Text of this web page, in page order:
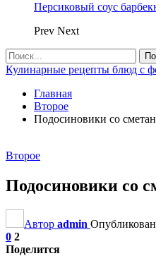
Персиковый соус
Prev Next
Кулинарные рецепты блюд с
Главная
Второе
Подосиновики со
Второе
Подосиновики со
Автор admin
0 2
Поделится